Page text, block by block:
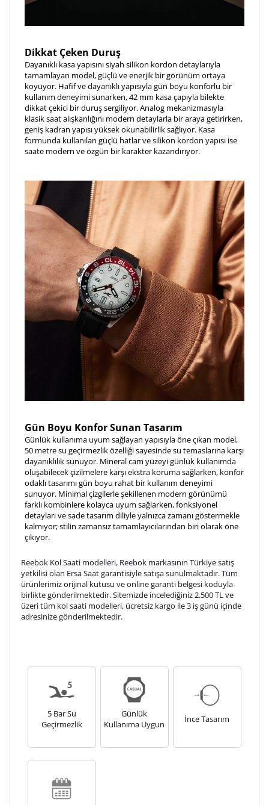
Dikkat Çeken Duruş
Dayanıklı kasa yapısını siyah silikon kordon detaylarıyla
tamamlayan model, güçlü ve enerjik bir görünüm ortaya
koyuyor. Hafif ve dayanıklı yapısıyla gün boyu konforlu bir
kullanım deneyimi sunarken, 42 mm kasa çapıyla bilekte
dikkat çekici bir duruş sergiliyor. Analog mekanizmasıyla
klasik saat alışkanlığını modern detaylarla bir araya getirirken,
geniş kadran yapısı yüksek okunabilirlik sağlıyor. Kasa
formunda kullanılan güçlü hatlar ve silikon kordon yapısı ise
saate modern ve özgün bir karakter kazandırıyor.
Gün Boyu Konfor Sunan Tasarım
Günlük kullanıma uyum sağlayan yapısıyla öne çıkan model,
50 metre su geçirmezlik özelliği sayesinde su temaslarına karşı
dayanıklılık sunuyor. Mineral cam yüzeyi günlük kullanımda
oluşabilecek çizilmelere karşı ekstra koruma sağlarken, konfor
odaklı tasarımı gün boyu rahat bir kullanım deneyimi
sunuyor. Minimal çizgilerle şekillenen modern görünümü
farklı kombinlere kolayca uyum sağlarken, fonksiyonel
detayları ve sade tasarım diliyle yalnızca zamanı göstermekle
kalmıyor; stilin zamansız tamamlayıcılarından biri olarak öne
çıkıyor.
Reebok Kol Saati modelleri, Reebok markasının Türkiye satış
yetkilisi olan Ersa Saat garantisiyle satışa sunulmaktadır. Tüm
ürünlerimiz orijinal kutusu ve online garanti belgesi koduyla
birlikte gönderilmektedir. Sitemizde incelediğiniz 2.500 TL ve
üzeri tüm kol saati modelleri, ücretsiz kargo ile 3 iş günü içinde
adresinize gönderilmektedir.
5 Bar Su
Geçirmezlik
Günlük
Kullanıma Uygun
İnce Tasarım